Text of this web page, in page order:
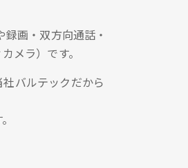
画・双方向通話・
メラ）です。
バルテックだから